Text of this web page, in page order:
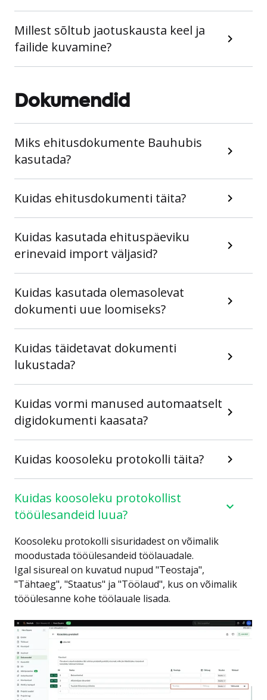
Millest sõltub jaotuskausta keel ja
failide kuvamine?
Dokumendid
Miks ehitusdokumente Bauhubis
kasutada?
Kuidas ehitusdokumenti täita?
Kuidas kasutada ehituspäeviku
erinevaid import väljasid?
Kuidas kasutada olemasolevat
dokumenti uue loomiseks?
Kuidas täidetavat dokumenti
lukustada?
Kuidas vormi manused automaatselt
digidokumenti kaasata?
Kuidas koosoleku protokolli täita?
Kuidas koosoleku protokollist
tööülesandeid luua?
Koosoleku protokolli sisuridadest on võimalik
moodustada tööülesandeid töölauadale.
Igal sisureal on kuvatud nupud "Teostaja",
"Tähtaeg", "Staatus" ja "Töölaud", kus on võimalik
tööülesanne kohe töölauale lisada.